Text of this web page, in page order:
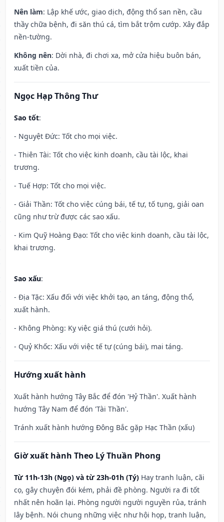
Nên làm: Lập khế ước, giao dịch, động thổ san nền, cầu
thầy chữa bệnh, đi săn thú cá, tìm bắt trộm cướp. Xây đắp
nền-tường.
Không nên: Dời nhà, đi chơi xa, mở cửa hiệu buôn bán,
xuất tiền của.
Ngọc Hạp Thông Thư
Sao tốt:
- Nguyệt Đức: Tốt cho mọi việc.
- Thiên Tài: Tốt cho việc kinh doanh, cầu tài lộc, khai
trương.
- Tuế Hợp: Tốt cho mọi việc.
- Giải Thần: Tốt cho việc cúng bái, tế tự, tố tụng, giải oan
cũng như trừ được các sao xấu.
- Kim Quỹ Hoàng Đạo: Tốt cho việc kinh doanh, cầu tài lộc,
khai trương.
Sao xấu:
- Địa Tặc: Xấu đối với việc khởi tạo, an táng, động thổ,
xuất hành.
- Không Phòng: Kỵ việc giá thú (cưới hỏi).
- Quỷ Khốc: Xấu với việc tế tự (cúng bái), mai táng.
Hướng xuất hành
Xuất hành hướng Tây Bắc để đón 'Hỷ Thần'. Xuất hành
hướng Tây Nam để đón 'Tài Thần'.
Tránh xuất hành hướng Đông Bắc gặp Hạc Thần (xấu)
Giờ xuất hành Theo Lý Thuần Phong
Từ 11h-13h (Ngọ) và từ 23h-01h (Tý) Hay tranh luận, cãi
cọ, gây chuyện đói kém, phải đề phòng. Người ra đi tốt
nhất nên hoãn lại. Phòng người người nguyền rủa, tránh
lây bệnh. Nói chung những việc như hội họp, tranh luận,